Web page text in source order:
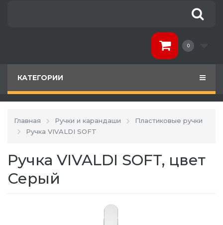
0
КАТЕГОРИИ
Главная Ручки и карандаши
Пластиковые ручки
Ручка VIVALDI SOFT
Ручка VIVALDI SOFT, цвет
Серый